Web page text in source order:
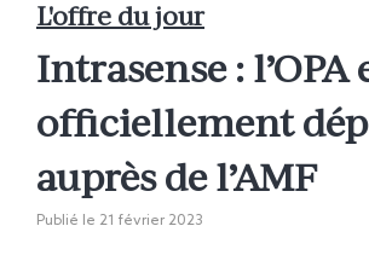
L'offre du jour
Intrasense : l’OPA
officiellement
auprès de l’AMF
Publié le 21 février 2023